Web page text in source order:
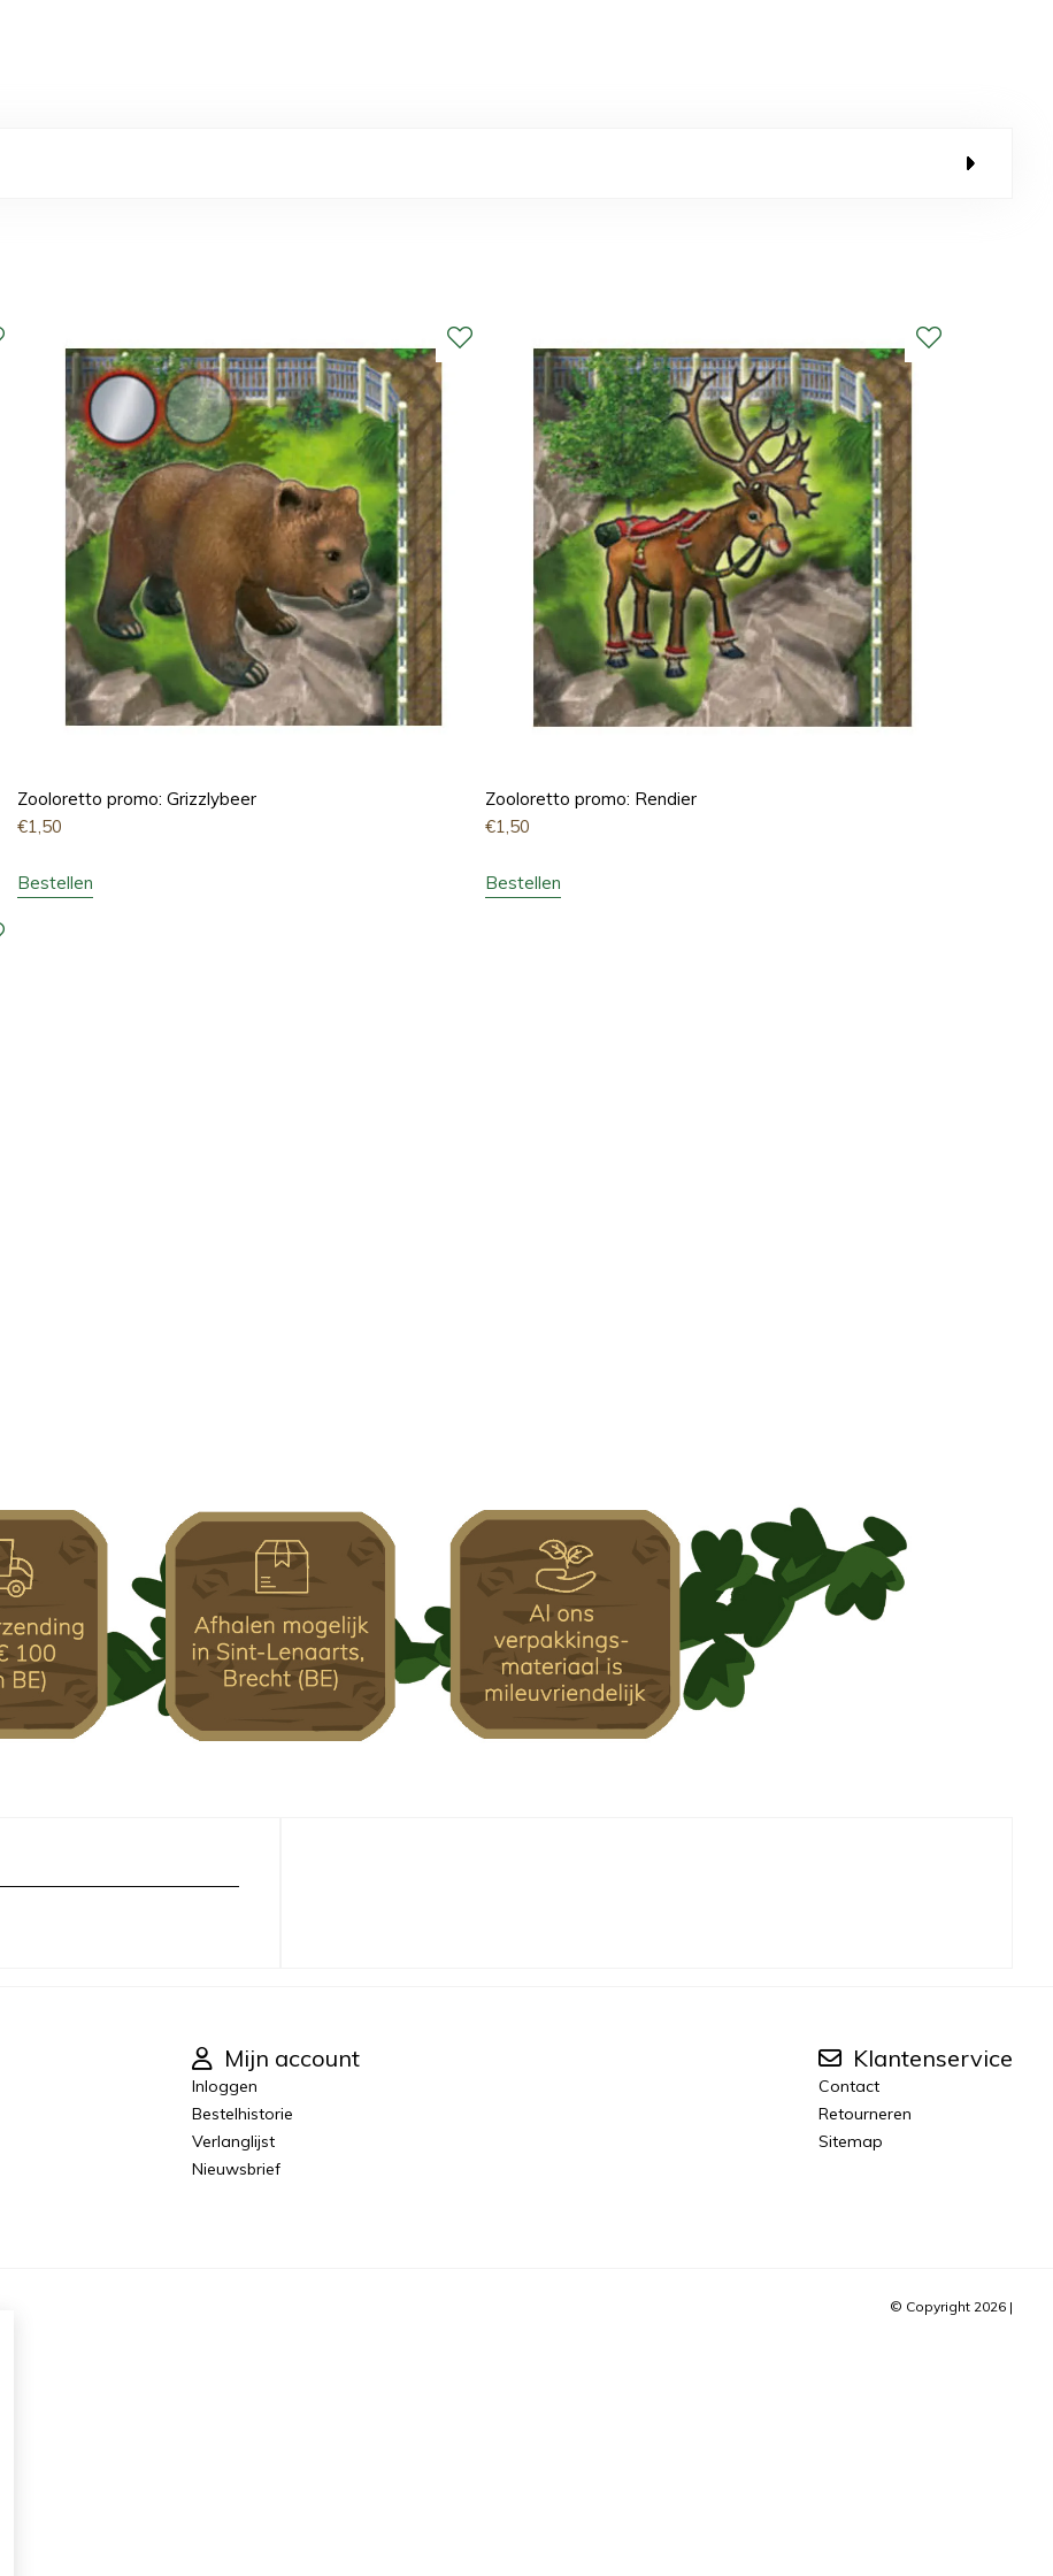
Zooloretto promo: Grizzlybeer
€1,50
Bestellen
Zooloretto promo: Rendier
€1,50
Bestellen
Mijn account
Inloggen
Bestelhistorie
Verlanglijst
Nieuwsbrief
Klantenservice
Contact
Retourneren
Sitemap
© Copyright 2026 |